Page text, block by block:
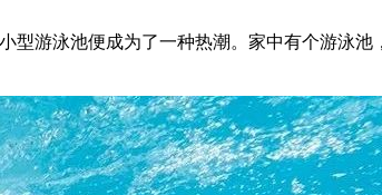
游泳池便成为了一种热潮。家中有个游泳